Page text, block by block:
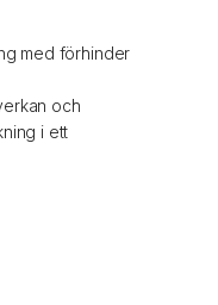
med förhinder
och
i ett